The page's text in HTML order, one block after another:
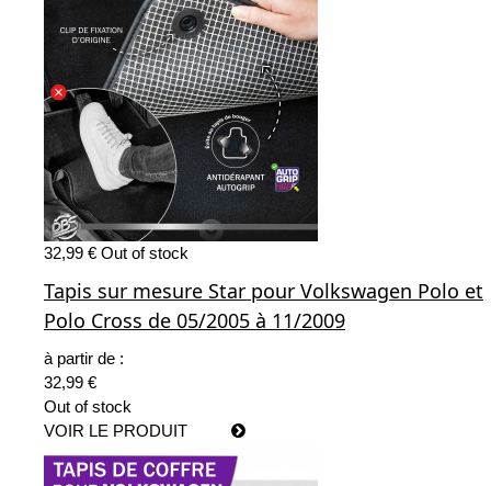
32,99 € Out of stock
Tapis sur mesure Star pour Volkswagen Polo et
Polo Cross de 05/2005 à 11/2009
à partir de :
32,99 €
Out of stock
VOIR LE PRODUIT